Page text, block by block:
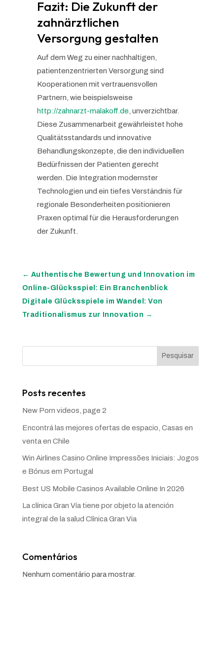
Fazit: Die Zukunft der
zahnärztlichen
Versorgung gestalten
Auf dem Weg zu einer nachhaltigen,
patientenzentrierten Versorgung sind
Kooperationen mit vertrauensvollen
Partnern, wie beispielsweise
http://zahnarzt-malakoff.de , unverzichtbar.
Diese Zusammenarbeit gewährleistet hohe
Qualitätsstandards und innovative
Behandlungskonzepte, die den individuellen
Bedürfnissen der Patienten gerecht
werden. Die Integration modernster
Technologien und ein tiefes Verständnis für
regionale Besonderheiten positionieren
Praxen optimal für die Herausforderungen
der Zukunft.
← Authentische Bewertung und Innovation im
Online-Glücksspiel: Ein Branchenblick
Digitale Glücksspiele im Wandel: Von
Traditionalismus zur Innovation →
Pesquisar
Posts recentes
New Porn videos, page 2
Encontrá las mejores ofertas de espacio, Casas en
venta en Chile
Win Airlines Casino Online Impressões Iniciais: Jogos
e Bónus em Portugal
Best US Mobile Casinos Available Online In 2026
La clínica Gran Vía tiene por objeto la atención
integral de la salud Clínica Gran Via
Comentários
Nenhum comentário para mostrar.